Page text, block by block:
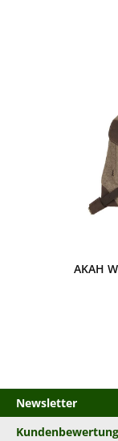
AKAH
Newsletter